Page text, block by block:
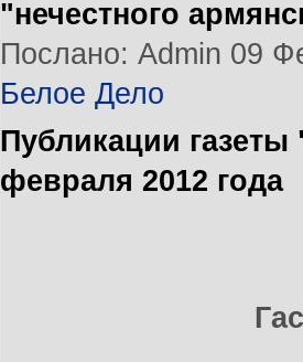
"нечестного
Послано: Admin 09
Белое Дело
Публикации
февраля 2012 года